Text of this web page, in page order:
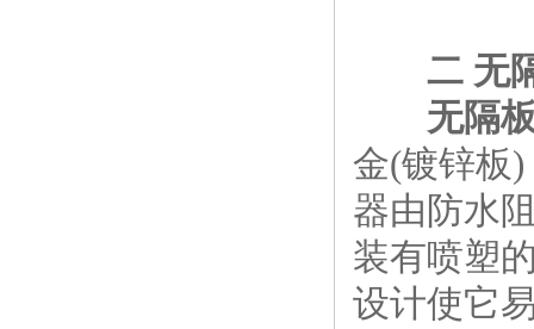
二 无
无隔
金(镀锌板
器由防水
装有喷塑
设计使它